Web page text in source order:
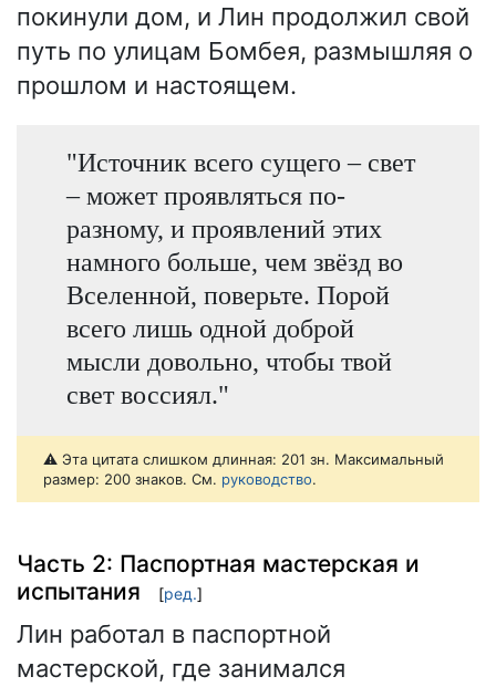
покинули дом, и Лин продолжил свой
путь по улицам Бомбея, размышляя о
прошлом и настоящем.
"Источник всего сущего – свет
– может проявляться по-
разному, и проявлений этих
намного больше, чем звёзд во
Вселенной, поверьте. Порой
всего лишь одной доброй
мысли довольно, чтобы твой
свет воссиял."
⚠️ Эта цитата слишком длинная: 201 зн. Максимальный
размер: 200 знаков. См. руководство.
Часть 2: Паспортная мастерская и
испытания
[ред.]
Лин работал в паспортной
мастерской, где занимался